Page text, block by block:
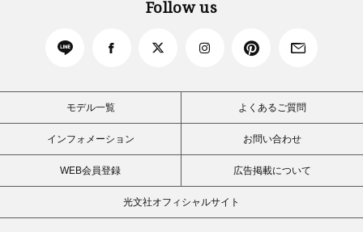
Follow us
モデル一覧 よくあるご質問
インフォメーション お問い合わせ
WEB会員登録 広告掲載について
光文社オフィシャルサイト